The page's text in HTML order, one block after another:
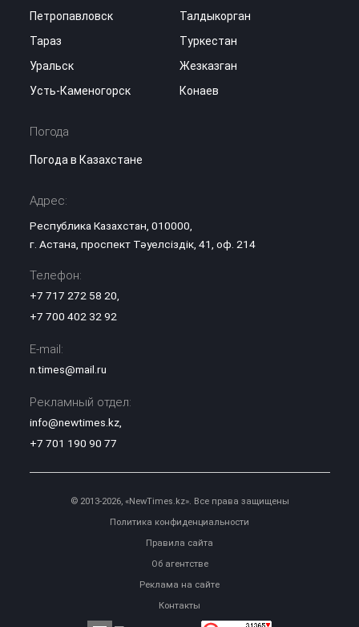
Петропавловск
Талдыкорган
Тараз
Туркестан
Уральск
Жезказган
Усть-Каменогорск
Конаев
Погода
Погода в Казахстане
Адрес:
Республика Казахстан, 010000,
г. Астана, проспект Тәуелсіздік, 41, оф. 214
Телефон:
+7 717 272 58 20
+7 700 402 32 92
E-mail:
n.times@mail.ru
Рекламный отдел:
info@newtimes.kz,
+7 701 190 90 77
© 2013-2026, «NewTimes.kz». Все права защищены
Политика конфиденциальности
Правила сайта
Об агентстве
Реклама на сайте
Контакты